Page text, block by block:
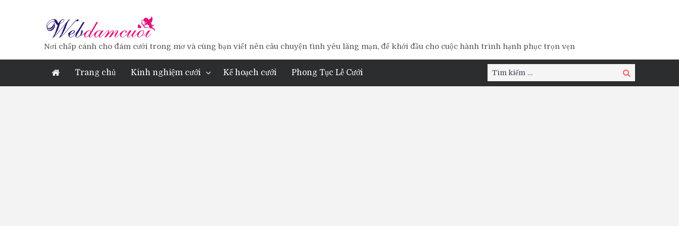
Nơi chấp cánh cho đám cưới trong mơ và cùng bạn viết nên câu chuyện tình yêu lãng mạn, để khởi đầu cho cuộc hành trình hạnh phục trọn vẹn
Trang chủ Kinh nghiệm cưới Kế hoạch cưới Phong Tục Lễ Cưới
Tìm
kiếm:
Tìm
kiếm